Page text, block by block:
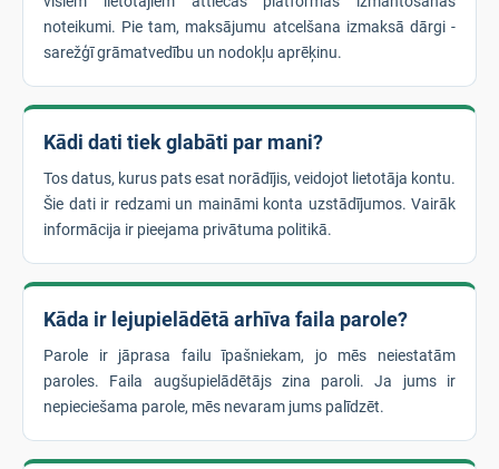
noteikumi. Pie tam, maksājumu atcelšana izmaksā dārgi -
sarežģī grāmatvedību un nodokļu aprēķinu.
Kādi dati tiek glabāti par mani?
Tos datus, kurus pats esat norādījis, veidojot lietotāja kontu.
Šie dati ir redzami un maināmi konta uzstādījumos. Vairāk
informācija ir pieejama privātuma politikā.
Kāda ir lejupielādētā arhīva faila parole?
Parole ir jāprasa failu īpašniekam, jo mēs neiestatām
paroles. Faila augšupielādētājs zina paroli. Ja jums ir
nepieciešama parole, mēs nevaram jums palīdzēt.